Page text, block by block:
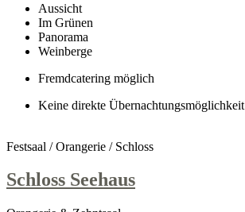
Aussicht
Im Grünen
Panorama
Weinberge
Fremdcatering möglich
Keine direkte Übernachtungsmöglichkeit
Festsaal / Orangerie / Schloss
Schloss Seehaus